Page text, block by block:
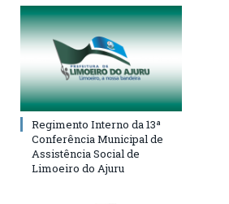
Regimento Interno da 13ª
Conferência Municipal de
Assistência Social de
Limoeiro do Ajuru